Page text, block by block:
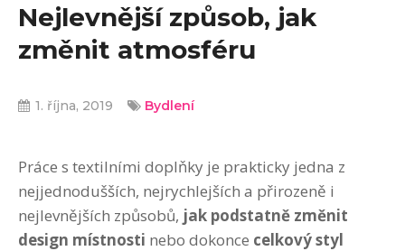
Nejlevnější způsob, jak
změnit atmosféru
1. října, 2019 Bydlení
Práce s textilními doplňky je prakticky jedna z
nejjednodušších, nejrychlejších a přirozeně i
nejlevnějších způsobů, jak podstatně změnit
design místnosti nebo dokonce celkový styl